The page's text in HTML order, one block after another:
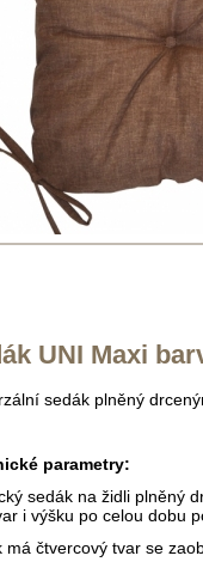
UNI Maxi
sedák plněný
parametry:
sedák na židli plněný
i výšku po celou dobu
má čtvercový tvar se